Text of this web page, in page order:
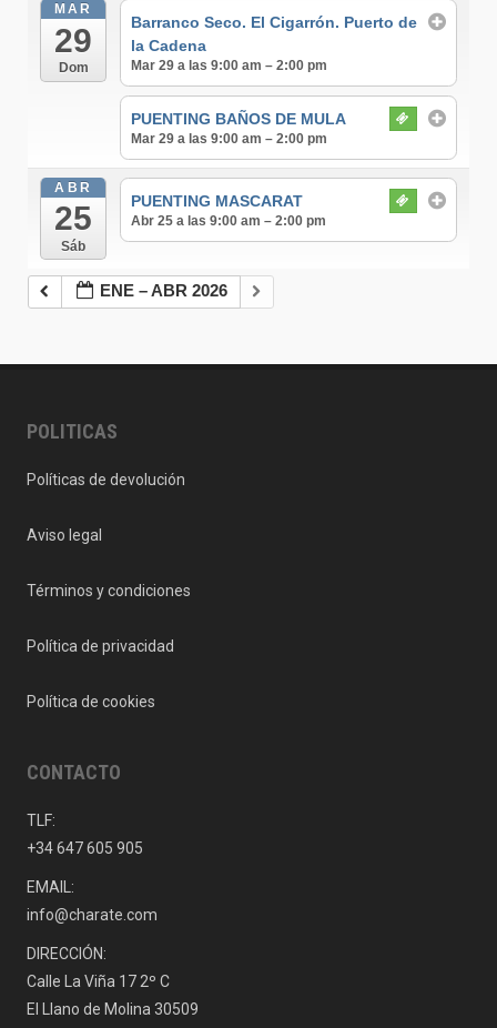
MAR
29
Dom
Barranco Seco. El Cigarrón. Puerto de
la Cadena
Mar 29 a las 9:00 am – 2:00 pm
PUENTING BAÑOS DE MULA
Mar 29 a las 9:00 am – 2:00 pm
ABR
25
Sáb
PUENTING MASCARAT
Abr 25 a las 9:00 am – 2:00 pm
ENE – ABR 2026
POLITICAS
Políticas de devolución
Aviso legal
Términos y condiciones
Política de privacidad
Política de cookies
CONTACTO
TLF:
+34 647 605 905
EMAIL:
info@charate.com
DIRECCIÓN:
Calle La Viña 17 2º C
El Llano de Molina 30509